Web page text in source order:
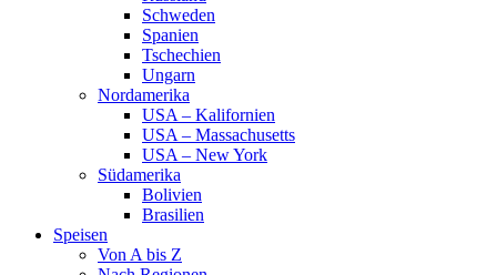
Schweden
Spanien
Tschechien
Ungarn
Nordamerika
USA – Kalifornien
USA – Massachusetts
USA – New York
Südamerika
Bolivien
Brasilien
Speisen
Von A bis Z